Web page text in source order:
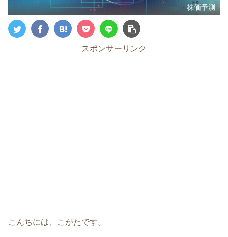
株価予測
スポンサーリンク
こんちには、こがたです。